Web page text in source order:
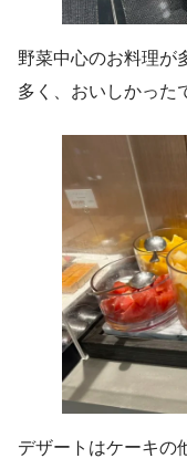
野菜中心のお料理が
多く、おいしかった
デザートはケーキの